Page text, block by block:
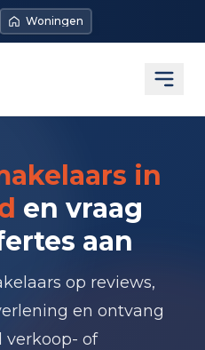
Woningen
in
en vraag
aan
op reviews,
en ontvang
verkoop- of